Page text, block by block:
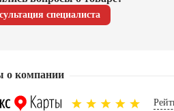
специалиста
о компании